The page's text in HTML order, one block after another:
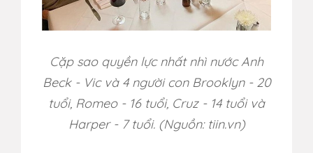
Cặp sao quyền lực nhất nhì nước Anh
Beck - Vic và 4 người con Brooklyn - 20
tuổi, Romeo - 16 tuổi, Cruz - 14 tuổi và
Harper - 7 tuổi. (Nguồn: tiin.vn)